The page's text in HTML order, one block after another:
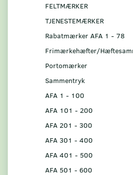
FELTMÆRKER
TJENESTEMÆRKER
Rabatmærker AFA 1 - 78
Frimærkehæfter/
Portomærker
Sammentryk
AFA 1 - 100
AFA 101 - 200
AFA 201 - 300
AFA 301 - 400
AFA 401 - 500
AFA 501 - 600